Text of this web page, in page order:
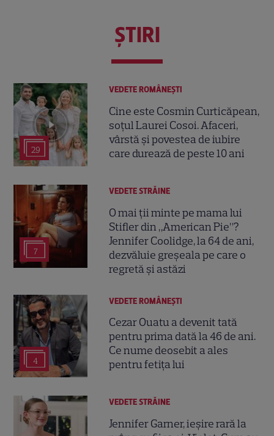
ŞTIRI
29
VEDETE ROMÂNEŞTI
Cine este Cosmin Curticăpean,
soțul Laurei Cosoi. Afaceri,
vârstă și povestea de iubire
care durează de peste 10 ani
7
VEDETE STRĂINE
O mai ții minte pe mama lui
Stifler din „American Pie”?
Jennifer Coolidge, la 64 de ani,
dezvăluie greșeala pe care o
regretă și astăzi
4
VEDETE ROMÂNEŞTI
Cezar Ouatu a devenit tată
pentru prima dată la 46 de ani.
Ce nume deosebit a ales
pentru fetița lui
VEDETE STRĂINE
Jennifer Garner, ieșire rară la